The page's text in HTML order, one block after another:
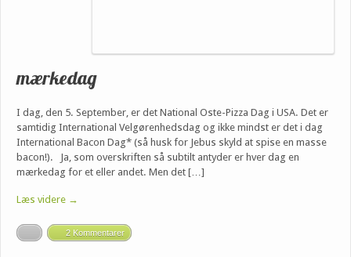
mærkedag
I dag, den 5. September, er det National Oste-Pizza Dag i USA. Det er
samtidig International Velgørenhedsdag og ikke mindst er det i dag
International Bacon Dag* (så husk for Jebus skyld at spise en masse
bacon!). Ja, som overskriften så subtilt antyder er hver dag en
mærkedag for et eller andet. Men det […]
Læs videre →
2 Kommentarer